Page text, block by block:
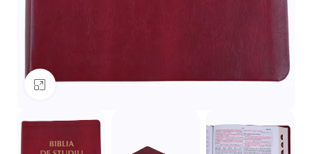
Mărește imaginea